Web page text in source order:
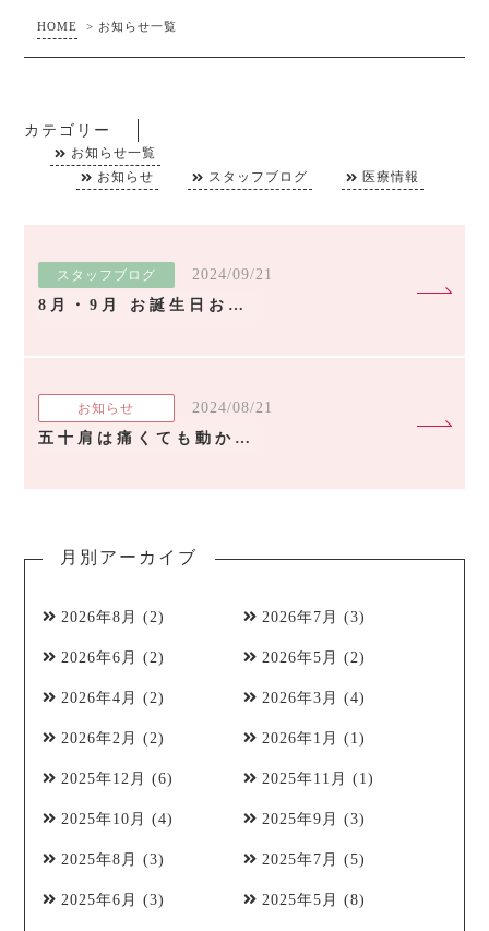
HOME > お知らせ一覧
カテゴリー
お知らせ一覧
お知らせ
スタッフブログ 医療情報
スタッフブログ
2024/09/21
8月・9月 お誕生日おめでとう！
お知らせ
2024/08/21
五十肩は痛くても動かした方が早く治る？ -第1回 五十肩になりやすい習慣とは？-
月別アーカイブ
2026年8月 (2) 2026年7月 (3)
2026年6月 (2) 2026年5月 (2)
2026年4月 (2) 2026年3月 (4)
2026年2月 (2) 2026年1月 (1)
2025年12月 (6) 2025年11月 (1)
2025年10月 (4) 2025年9月 (3)
2025年8月 (3) 2025年7月 (5)
2025年6月 (3) 2025年5月 (8)